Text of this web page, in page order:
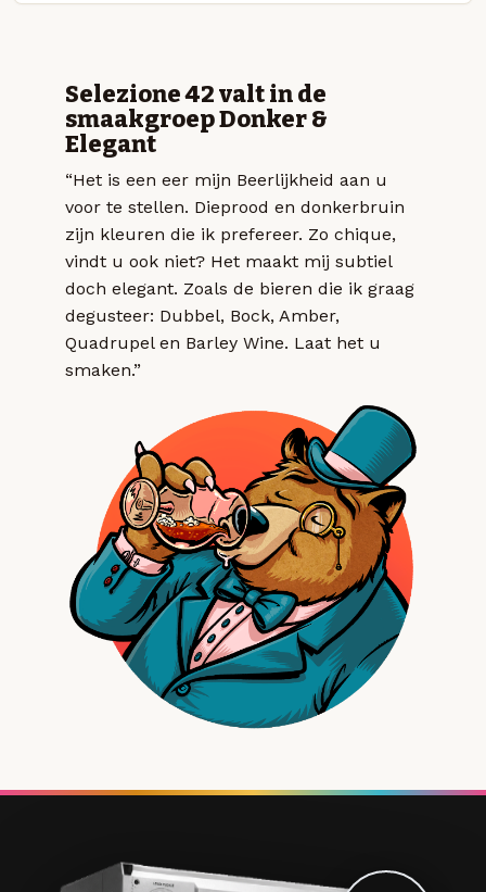
Selezione 42 valt in de
smaakgroep Donker &
Elegant
“Het is een eer mijn Beerlijkheid aan u
voor te stellen. Dieprood en donkerbruin
zijn kleuren die ik prefereer. Zo chique,
vindt u ook niet? Het maakt mij subtiel
doch elegant. Zoals de bieren die ik graag
degusteer: Dubbel, Bock, Amber,
Quadrupel en Barley Wine. Laat het u
smaken.”